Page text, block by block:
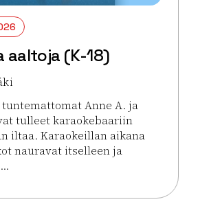
aaltoja (K-18)
Anne A. ja
tulleet karaokebaariin
iltaa. Karaokeillan aikana
nauravat itselleen ja
Kuumia aaltoja (K-18)